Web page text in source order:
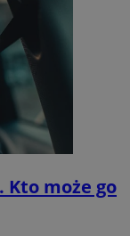
może go